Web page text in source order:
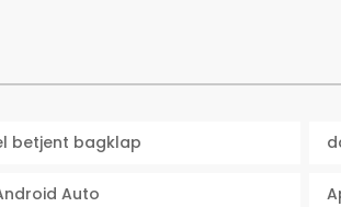
betjent bagklap
Auto